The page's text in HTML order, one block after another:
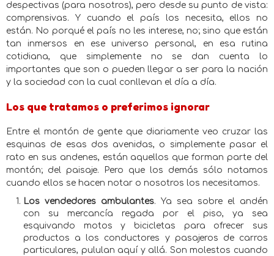
despectivas (para nosotros), pero desde su punto de vista:
comprensivas. Y cuando el país los necesita, ellos no
están. No porqué el país no les interese, no; sino que están
tan inmersos en ese universo personal, en esa rutina
cotidiana, que simplemente no se dan cuenta lo
importantes que son o pueden llegar a ser para la nación
y la sociedad con la cual conllevan el día a día.
Los que tratamos o preferimos ignorar
Entre el montón de gente que diariamente veo cruzar las
esquinas de esas dos avenidas, o simplemente pasar el
rato en sus andenes, están aquellos que forman parte del
montón; del paisaje. Pero que los demás sólo notamos
cuando ellos se hacen notar o nosotros los necesitamos.
Los vendedores ambulantes. Ya sea sobre el andén
con su mercancía regada por el piso, ya sea
esquivando motos y bicicletas para ofrecer sus
productos a los conductores y pasajeros de carros
particulares, pululan aquí y allá. Son molestos cuando